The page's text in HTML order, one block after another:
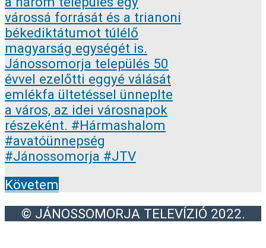
Követem
© JÁNOSSOMORJA TELEVÍZIÓ 2022.